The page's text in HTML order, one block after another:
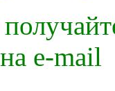
e-mаil